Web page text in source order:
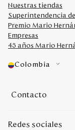
Nuestras tiendas
Superintendencia
Premio Mario
Empresas
45 años Mario
Colombia
Contacto
Redes sociales